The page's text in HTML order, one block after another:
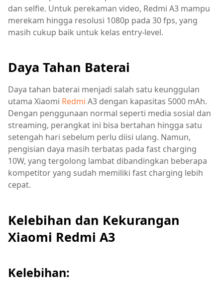
dan selfie. Untuk perekaman video, Redmi A3 mampu
merekam hingga resolusi 1080p pada 30 fps, yang
masih cukup baik untuk kelas entry-level.
Daya Tahan Baterai
Daya tahan baterai menjadi salah satu keunggulan
utama Xiaomi Redmi A3 dengan kapasitas 5000 mAh.
Dengan penggunaan normal seperti media sosial dan
streaming, perangkat ini bisa bertahan hingga satu
setengah hari sebelum perlu diisi ulang. Namun,
pengisian daya masih terbatas pada fast charging
10W, yang tergolong lambat dibandingkan beberapa
kompetitor yang sudah memiliki fast charging lebih
cepat.
Kelebihan dan Kekurangan
Xiaomi Redmi A3
Kelebihan: